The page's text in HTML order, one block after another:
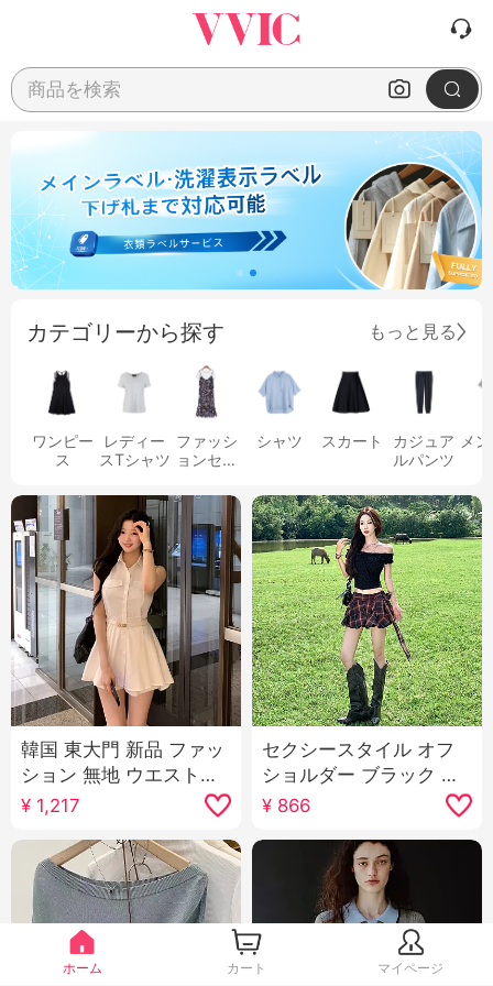
商品を検索
カテゴリーから探す もっと見る
ワンピー
ス
レディー
スTシャツ
ファッシ
ョンセッ
シャツ スカート
カジュア
ルパンツ
メ
韓国 東大門 新品 ファッ
ション 無地 ウエストシ
ェイプ セクシー 表示 ボ
ディピース ミドル丈 シ
ャツ ショートパンツ セ
ットアップ 女性用
¥ 1,217
セクシースタイル オフ
ショルダー ブラック ド
ット柄 トップス ミニス
カート セットアップ ス
トラップ チェック柄 つ
ぼみ スカート ヴィンテ
ージ チェック柄スカー
ト
¥ 866
ホーム カート マイページ